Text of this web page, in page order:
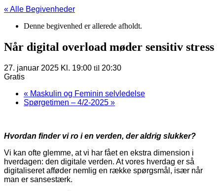
« Alle Begivenheder
Denne begivenhed er allerede afholdt.
Når digital overload møder sensitiv stress
27. januar 2025 Kl. 19:00 til 20:30
Gratis
« Maskulin og Feminin selvledelse
Spørgetimen – 4/2-2025 »
Hvordan finder vi ro i en verden, der aldrig slukker?
Vi kan ofte glemme, at vi har fået en ekstra dimension i
hverdagen: den digitale verden. At vores hverdag er så
digitaliseret afføder nemlig en række spørgsmål, især når
man er sansestærk.